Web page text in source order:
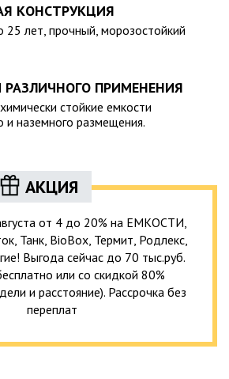
КОНСТРУКЦИЯ
25 лет, прочный, морозостойкий
ПРИМЕНЕНИЯ
стойкие емкости
и наземного размещения.
АКЦИЯ
от 4 до 20% на ЕМКОСТИ,
Танк, BioBox, Термит, Родлекс,
Выгода сейчас до 70 тыс.руб.
или со скидкой 80%
и расстояние). Рассрочка без
переплат